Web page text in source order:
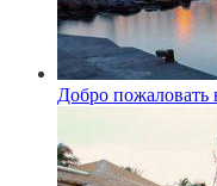
Добро